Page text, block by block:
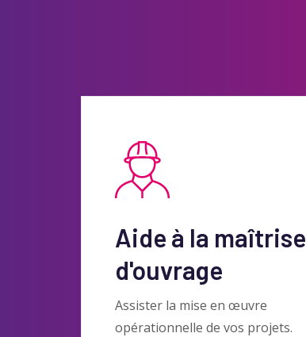
Aide à la maîtrise
d'ouvrage
Assister la mise en œuvre
opérationnelle de vos projets.